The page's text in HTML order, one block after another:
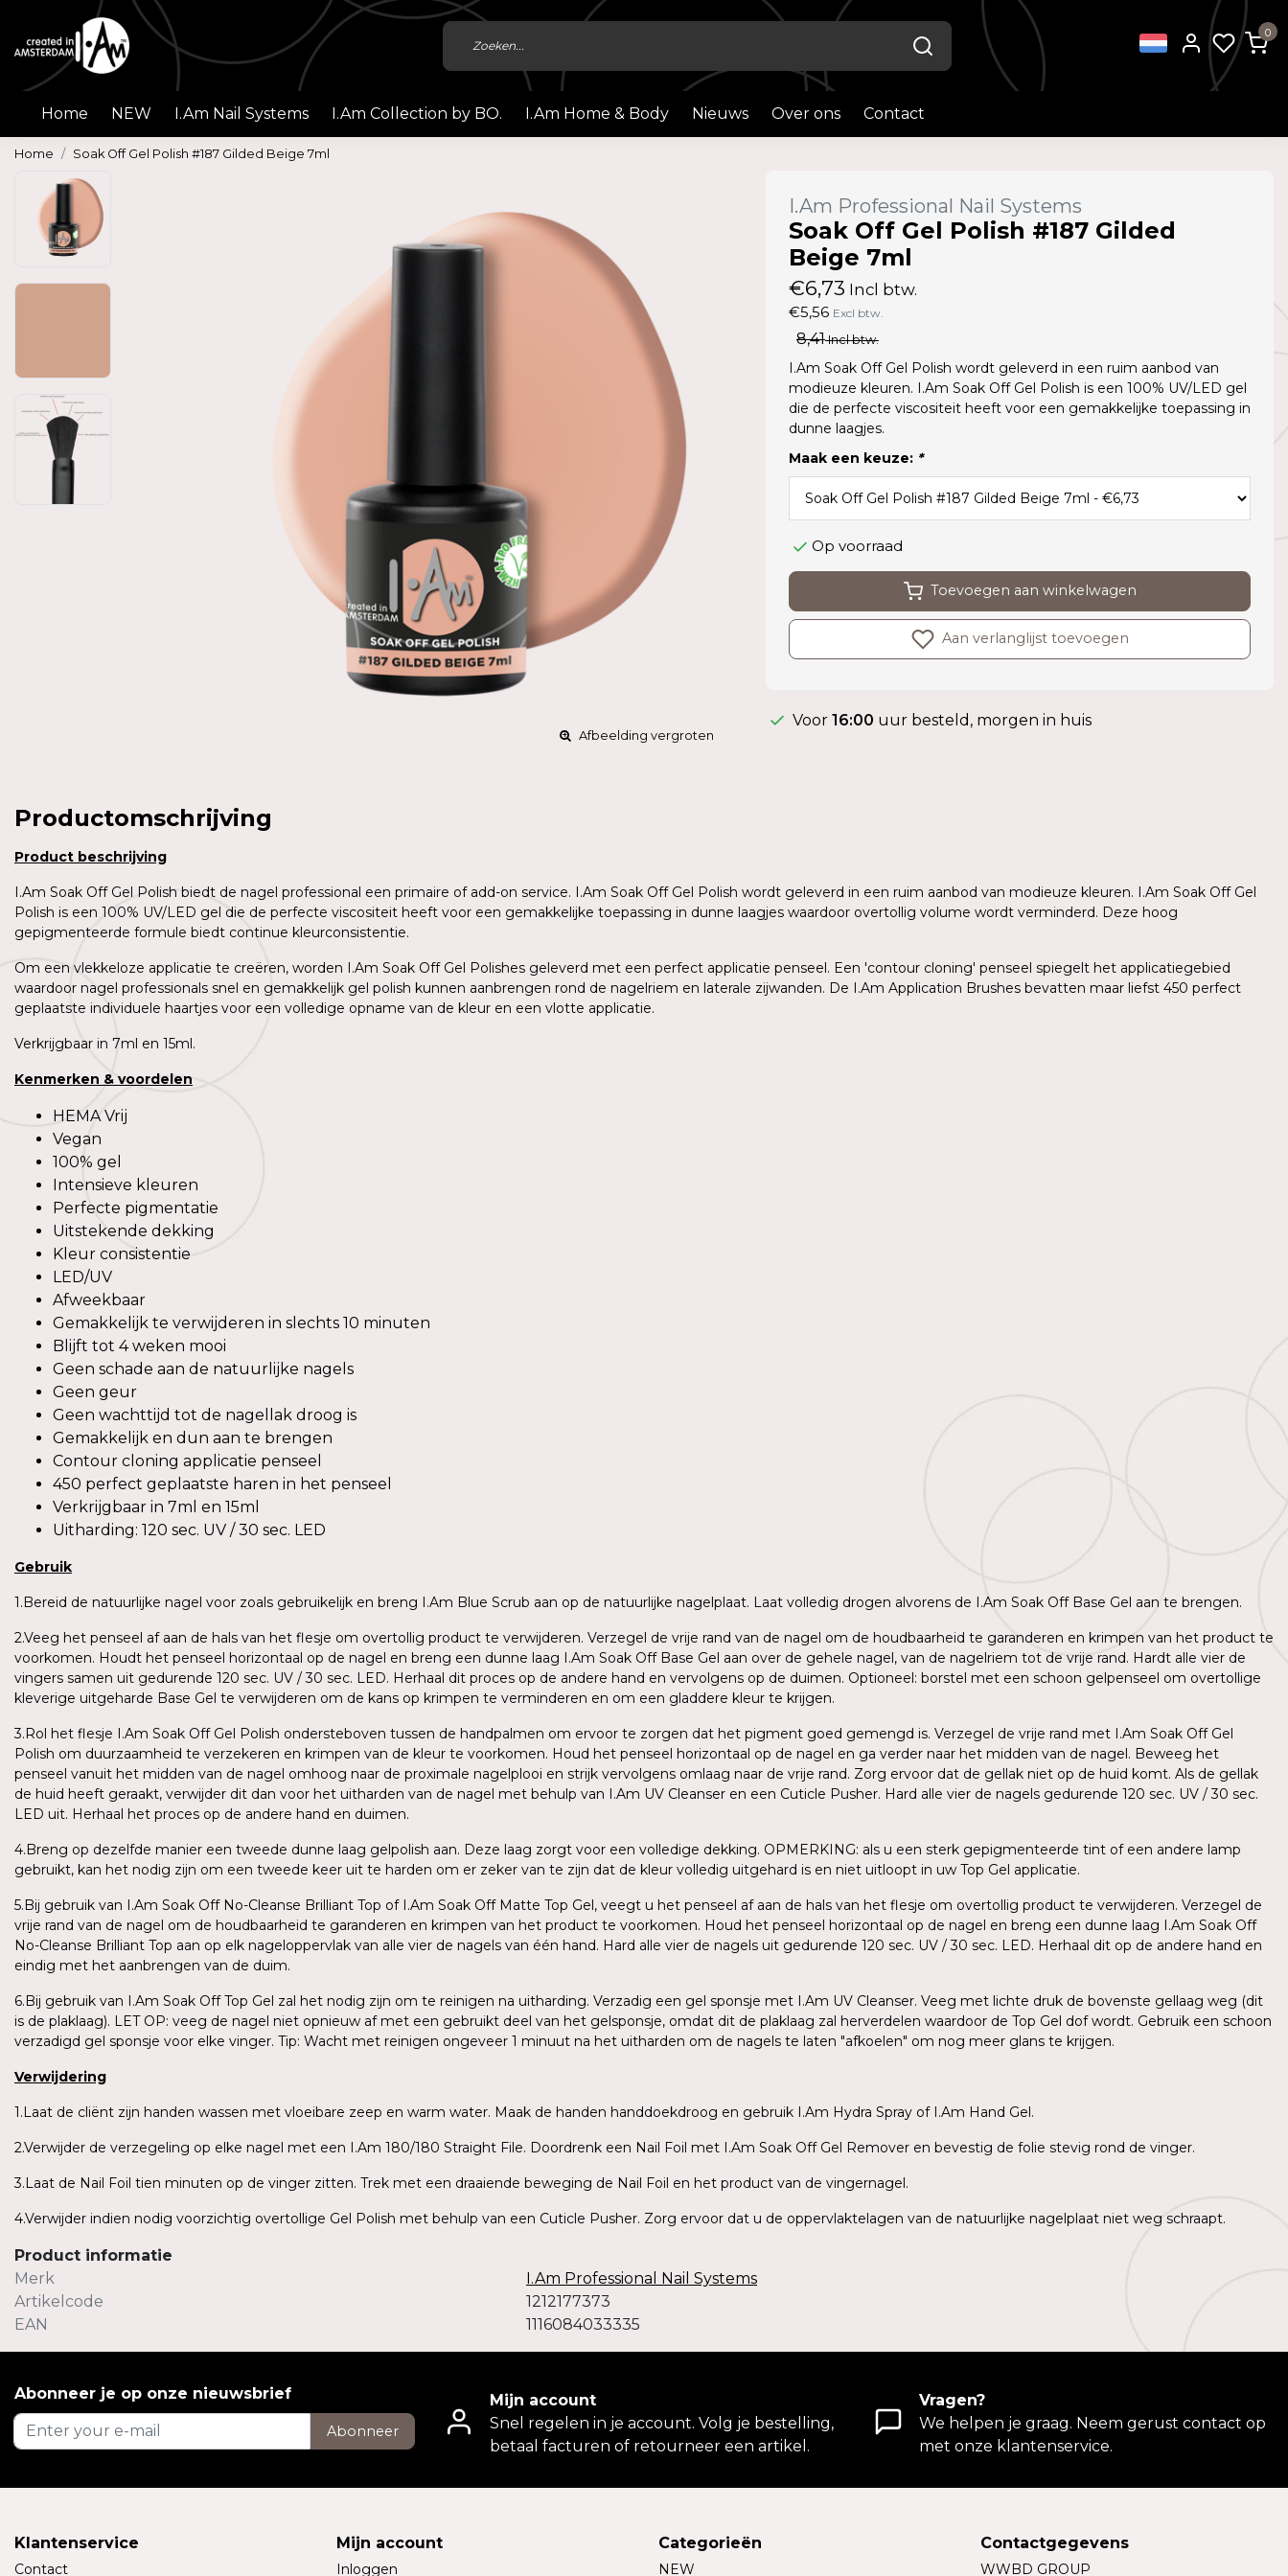
0
Home NEW I.Am Nail Systems I.Am Collection by BO. I.Am Home & Body Nieuws Over ons Contact
Home Soak Off Gel Polish #187 Gilded Beige 7ml
Afbeelding vergroten
I.Am Professional Nail Systems
Soak Off Gel Polish #187 Gilded
Beige 7ml
€6,73 Incl btw.
€5,56 Excl btw.
8,41Incl btw.
I.Am Soak Off Gel Polish wordt geleverd in een ruim aanbod van
modieuze kleuren. I.Am Soak Off Gel Polish is een 100% UV/LED gel
die de perfecte viscositeit heeft voor een gemakkelijke toepassing in
dunne laagjes.
Maak een keuze: *
Op voorraad
Toevoegen aan winkelwagen
Aan verlanglijst toevoegen
Voor 16:00 uur besteld, morgen in huis
Productomschrijving
Product beschrijving
I.Am Soak Off Gel Polish biedt de nagel professional een primaire of add-on service. I.Am Soak Off Gel Polish wordt geleverd in een ruim aanbod van modieuze kleuren. I.Am Soak Off Gel
Polish is een 100% UV/LED gel die de perfecte viscositeit heeft voor een gemakkelijke toepassing in dunne laagjes waardoor overtollig volume wordt verminderd. Deze hoog
gepigmenteerde formule biedt continue kleurconsistentie.
Om een vlekkeloze applicatie te creëren, worden I.Am Soak Off Gel Polishes geleverd met een perfect applicatie penseel. Een 'contour cloning' penseel spiegelt het applicatiegebied
waardoor nagel professionals snel en gemakkelijk gel polish kunnen aanbrengen rond de nagelriem en laterale zijwanden. De I.Am Application Brushes bevatten maar liefst 450 perfect
geplaatste individuele haartjes voor een volledige opname van de kleur en een vlotte applicatie.
Verkrijgbaar in 7ml en 15ml.
Kenmerken & voordelen
HEMA Vrij
Vegan
100% gel
Intensieve kleuren
Perfecte pigmentatie
Uitstekende dekking
Kleur consistentie
LED/UV
Afweekbaar
Gemakkelijk te verwijderen in slechts 10 minuten
Blijft tot 4 weken mooi
Geen schade aan de natuurlijke nagels
Geen geur
Geen wachttijd tot de nagellak droog is
Gemakkelijk en dun aan te brengen
Contour cloning applicatie penseel
450 perfect geplaatste haren in het penseel
Verkrijgbaar in 7ml en 15ml
Uitharding: 120 sec. UV / 30 sec. LED
Gebruik
1.Bereid de natuurlijke nagel voor zoals gebruikelijk en breng I.Am Blue Scrub aan op de natuurlijke nagelplaat. Laat volledig drogen alvorens de I.Am Soak Off Base Gel aan te brengen.
2.Veeg het penseel af aan de hals van het flesje om overtollig product te verwijderen. Verzegel de vrije rand van de nagel om de houdbaarheid te garanderen en krimpen van het product te
voorkomen. Houdt het penseel horizontaal op de nagel en breng een dunne laag I.Am Soak Off Base Gel aan over de gehele nagel, van de nagelriem tot de vrije rand. Hardt alle vier de
vingers samen uit gedurende 120 sec. UV / 30 sec. LED. Herhaal dit proces op de andere hand en vervolgens op de duimen. Optioneel: borstel met een schoon gelpenseel om overtollige
kleverige uitgeharde Base Gel te verwijderen om de kans op krimpen te verminderen en om een gladdere kleur te krijgen.
3.Rol het flesje I.Am Soak Off Gel Polish ondersteboven tussen de handpalmen om ervoor te zorgen dat het pigment goed gemengd is. Verzegel de vrije rand met I.Am Soak Off Gel
Polish om duurzaamheid te verzekeren en krimpen van de kleur te voorkomen. Houd het penseel horizontaal op de nagel en ga verder naar het midden van de nagel. Beweeg het
penseel vanuit het midden van de nagel omhoog naar de proximale nagelplooi en strijk vervolgens omlaag naar de vrije rand. Zorg ervoor dat de gellak niet op de huid komt. Als de gellak
de huid heeft geraakt, verwijder dit dan voor het uitharden van de nagel met behulp van I.Am UV Cleanser en een Cuticle Pusher. Hard alle vier de nagels gedurende 120 sec. UV / 30 sec.
LED uit. Herhaal het proces op de andere hand en duimen.
4.Breng op dezelfde manier een tweede dunne laag gelpolish aan. Deze laag zorgt voor een volledige dekking. OPMERKING: als u een sterk gepigmenteerde tint of een andere lamp
gebruikt, kan het nodig zijn om een tweede keer uit te harden om er zeker van te zijn dat de kleur volledig uitgehard is en niet uitloopt in uw Top Gel applicatie.
5.Bij gebruik van I.Am Soak Off No-Cleanse Brilliant Top of I.Am Soak Off Matte Top Gel, veegt u het penseel af aan de hals van het flesje om overtollig product te verwijderen. Verzegel de
vrije rand van de nagel om de houdbaarheid te garanderen en krimpen van het product te voorkomen. Houd het penseel horizontaal op de nagel en breng een dunne laag I.Am Soak Off
No-Cleanse Brilliant Top aan op elk nageloppervlak van alle vier de nagels van één hand. Hard alle vier de nagels uit gedurende 120 sec. UV / 30 sec. LED. Herhaal dit op de andere hand en
eindig met het aanbrengen van de duim.
6.Bij gebruik van I.Am Soak Off Top Gel zal het nodig zijn om te reinigen na uitharding. Verzadig een gel sponsje met I.Am UV Cleanser. Veeg met lichte druk de bovenste gellaag weg (dit
is de plaklaag). LET OP: veeg de nagel niet opnieuw af met een gebruikt deel van het gelsponsje, omdat dit de plaklaag zal herverdelen waardoor de Top Gel dof wordt. Gebruik een schoon
verzadigd gel sponsje voor elke vinger. Tip: Wacht met reinigen ongeveer 1 minuut na het uitharden om de nagels te laten "afkoelen" om nog meer glans te krijgen.
Verwijdering
1.Laat de cliënt zijn handen wassen met vloeibare zeep en warm water. Maak de handen handdoekdroog en gebruik I.Am Hydra Spray of I.Am Hand Gel.
2.Verwijder de verzegeling op elke nagel met een I.Am 180/180 Straight File. Doordrenk een Nail Foil met I.Am Soak Off Gel Remover en bevestig de folie stevig rond de vinger.
3.Laat de Nail Foil tien minuten op de vinger zitten. Trek met een draaiende beweging de Nail Foil en het product van de vingernagel.
4.Verwijder indien nodig voorzichtig overtollige Gel Polish met behulp van een Cuticle Pusher. Zorg ervoor dat u de oppervlaktelagen van de natuurlijke nagelplaat niet weg schraapt.
Product informatie
Merk
I.Am Professional Nail Systems
Artikelcode
1212177373
EAN
1116084033335
Abonneer je op onze nieuwsbrief
Abonneer
Mijn account
Snel regelen in je account. Volg je bestelling,
betaal facturen of retourneer een artikel.
Vragen?
We helpen je graag. Neem gerust contact op
met onze klantenservice.
Klantenservice
Contact
Mijn account
Inloggen
Categorieën
NEW
Contactgegevens
WWBD GROUP